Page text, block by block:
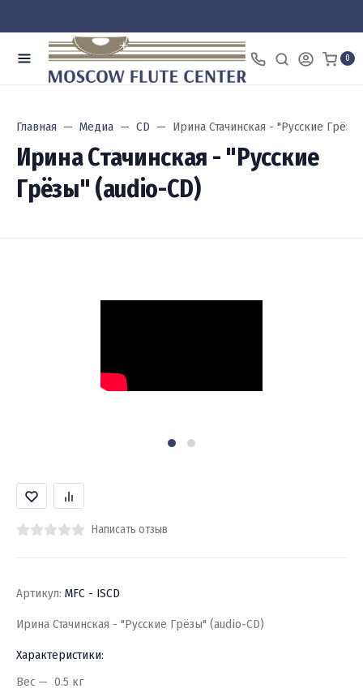
0
Главная Медиа CD Ирина Стачинская - "Русские
Ирина Стачинская - "Русские
Грёзы" (audio-CD)
Написать отзыв
Артикул: MFC - ISCD
Ирина Стачинская - "Русские Грёзы" (audio-CD)
Характеристики:
Вес
0.5 кг